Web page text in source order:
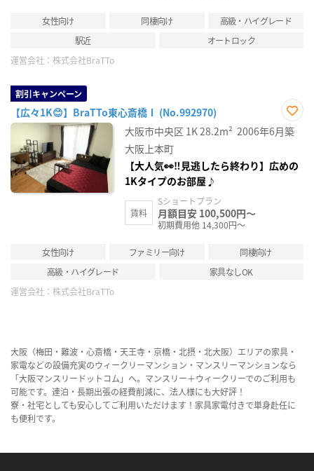
女性向け 同棲向け
高級・ハイグレード
駅近
オートロック
運営会社： 株式会社BraTTo
割引キャンペーン
【広々1K😊】BraTTo東心斎橋Ⅰ (No.992970)
お気
に入
大阪市中央区 1K28.2m² 2006年6月築
大阪上本町
【大人気👀‼見逃したら終わり】広めの
1Kタイプのお部屋♪
賃料
Sショートプラン
月額目安 100,500円～
初期費用他 14,300円～
女性向け ファミリー向け
同棲向け
高級・ハイグレード
家具なしOK
運営会社： 株式会社BraTTo
大阪（梅田・難波・心斎橋・天王寺・京橋・北摂・北大阪）エリアの家具・
家電などの設備充実のウィークリーマンション・マンスリーマンションなら
「大阪マンスリードットコム」へ。マンスリー＋ウィークリーでのご利用も
可能です。連泊・長期出張の経費削減に、法人様にも大好評！
寮・社宅としても安心してご利用いただけます！家具家電付きで単身赴任に
も便利です。